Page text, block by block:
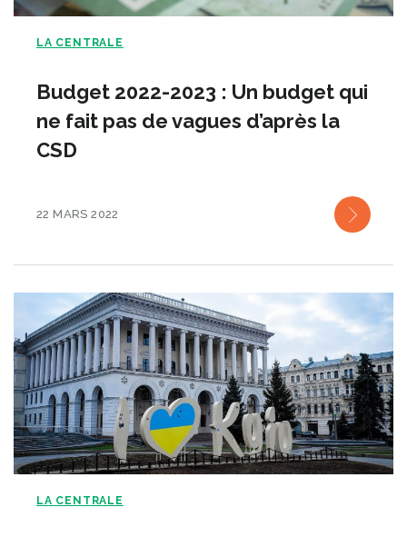
LA CENTRALE
Budget 2022-2023 : Un budget qui
ne fait pas de vagues d’après la
CSD
22 MARS 2022
LA CENTRALE